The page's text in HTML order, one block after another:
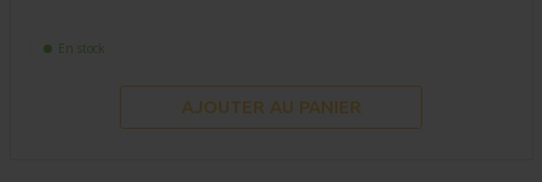
En stock
AJOUTER AU PANIER